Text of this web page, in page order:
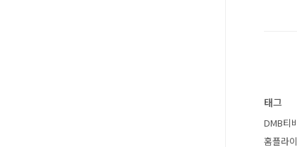
태그
DMB티
홈플라